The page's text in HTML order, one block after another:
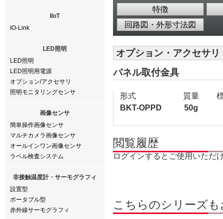
IIoT
IO-Link
LED照明
LED照明
LED照明用電源
オプション/アクセサリ
照明モニタリングセンサ
画像センサ
簡単操作画像センサ
マルチカメラ画像センサ
オールインワン画像センサ
ラベル検査システム
非接触温度計・サーモグラフィ
設置型
ポータブル型
赤外線サーモグラフィ
特徴
回路図・外形寸法図
オプション・アクセサリ
パネル取付金具
形式 質量
BKT-OPPD
50g
閲覧履歴
ログインするとご使用いただ
こちらのシリーズ